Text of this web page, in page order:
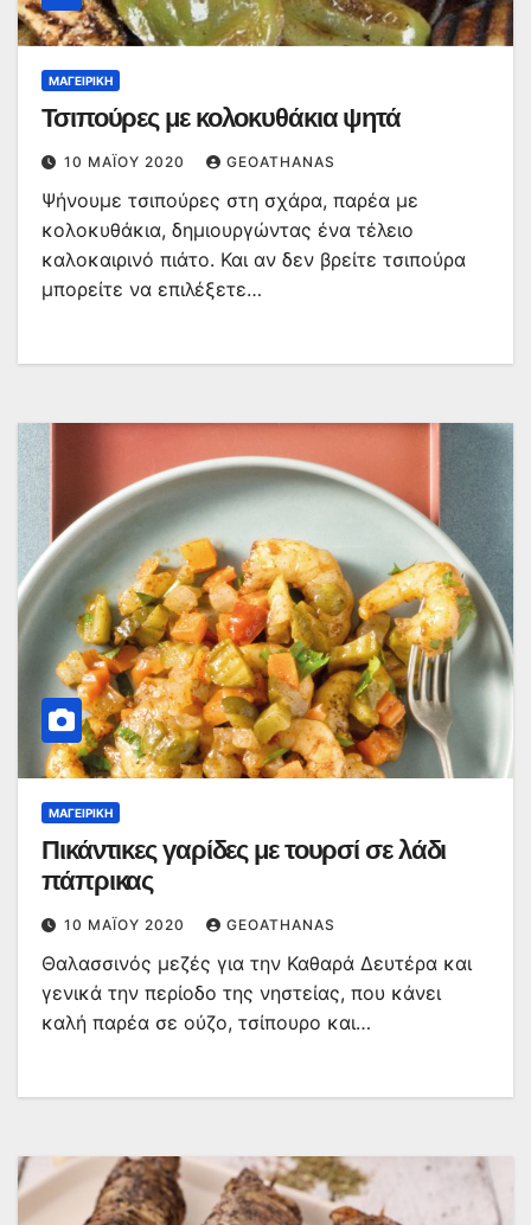
ΜΑΓΕΙΡΙΚΉ
Τσιπούρες με κολοκυθάκια ψητά
10 ΜΑΪ́ΟΥ 2020 GEOATHANAS
Ψήνουμε τσιπούρες στη σχάρα, παρέα με
κολοκυθάκια, δημιουργώντας ένα τέλειο
καλοκαιρινό πιάτο. Και αν δεν βρείτε τσιπούρα
μπορείτε να επιλέξετε…
ΜΑΓΕΙΡΙΚΉ
Πικάντικες γαρίδες με τουρσί σε λάδι
πάπρικας
10 ΜΑΪ́ΟΥ 2020 GEOATHANAS
Θαλασσινός μεζές για την Καθαρά Δευτέρα και
γενικά την περίοδο της νηστείας, που κάνει
καλή παρέα σε ούζο, τσίπουρο και…